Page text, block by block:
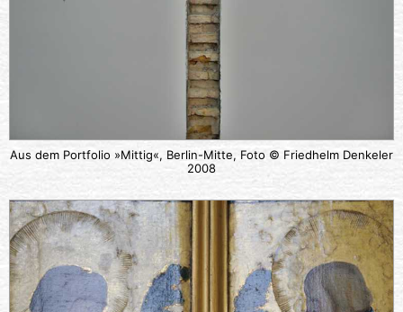
Aus dem Portfolio »Mittig«, Berlin-Mitte, Foto © Friedhelm Denkeler
2008